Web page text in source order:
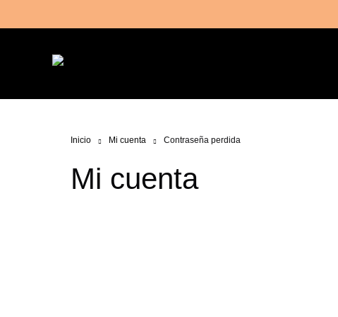
Inicio Mi cuenta Contraseña perdida
Mi cuenta